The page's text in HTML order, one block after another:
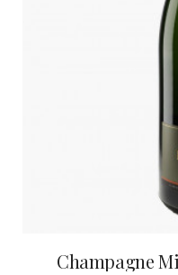
Champagne